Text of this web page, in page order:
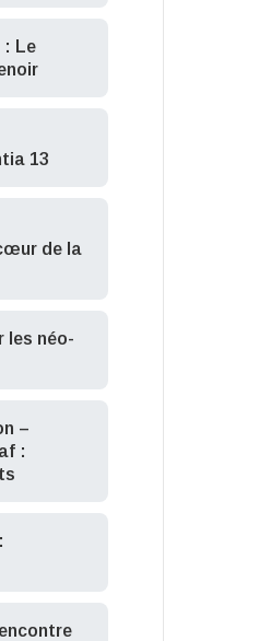
: Le
13
de la
les néo-
–
: